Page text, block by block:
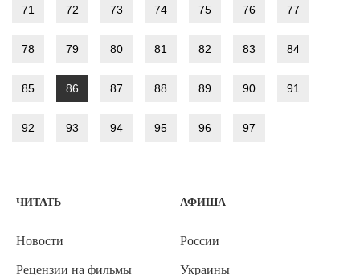
71 72 73 74 75 76 77
78 79 80 81 82 83 84
85 86 87 88 89 90 91
92 93 94 95 96 97
ЧИТАТЬ
Новости
Рецензии на фильмы
АФИША
России
Украины